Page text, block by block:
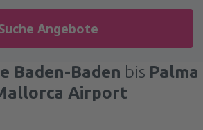
Angebote
Baden-Baden bis Palma
Airport